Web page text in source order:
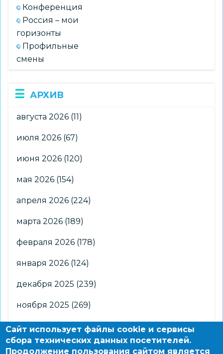
Конференция
Россия – мои
горизонты
Профильные
смены
АРХИВ
августа 2026 (11)
июля 2026 (67)
июня 2026 (120)
мая 2026 (154)
апреля 2026 (224)
марта 2026 (189)
февраля 2026 (178)
января 2026 (124)
декабря 2025 (239)
ноября 2025 (269)
октября 2025(266)
сентября 2025 (176)
Сайт использует файлы cookie и сервисы
сбора технических данных посетителей.
Продолжение пользования сайтом является